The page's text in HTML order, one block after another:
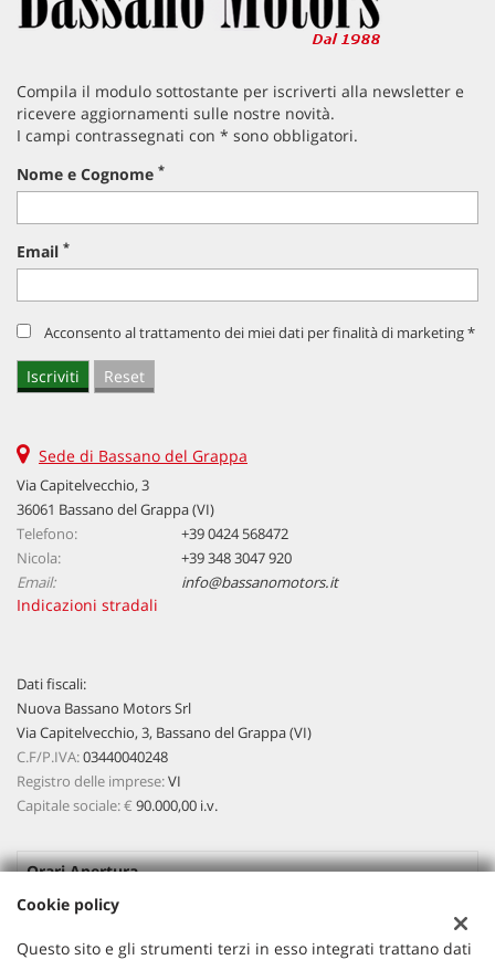
Compila il modulo sottostante per iscriverti alla newsletter e
ricevere aggiornamenti sulle nostre novità.
I campi contrassegnati con * sono obbligatori.
Nome e Cognome *
Email *
Acconsento al trattamento dei miei dati per finalità di marketing *
Sede di Bassano del Grappa
Via Capitelvecchio, 3
36061 Bassano del Grappa (VI)
Telefono:
+39 0424 568472
Nicola:
+39 348 3047 920
Email:
info@bassanomotors.it
Indicazioni stradali
Dati fiscali:
Nuova Bassano Motors Srl
Via Capitelvecchio, 3, Bassano del Grappa (VI)
C.F/P.IVA:03440040248
Registro delle imprese:VI
Capitale sociale: € 90.000,00 i.v.
Orari Apertura
Lun-Ven:
08:45 - 12:30 / 15:00 - 19:00
Sab
09:00 - 12:00 / Pomeriggio Su appuntamento
Cookie policy
Questo sito e gli strumenti terzi in esso integrati trattano dati